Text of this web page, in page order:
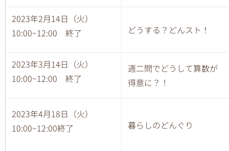
2023年2月14日（火）
10:00~12:00 終了
どうする？どんスト！
2023年3月14日（火）
10:00~12:00 終了
週二問でどうして算数が
得意に？！
2023年4月18日（火）
10:00~12:00終了
暮らしのどんぐり